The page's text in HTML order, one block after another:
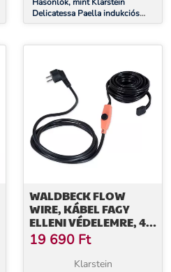
Hasonlók, mint Klarstein
Delicatessa Paella indukciós
főzőlap, Paella zóna, Power
WALDBECK FLOW
WIRE, KÁBEL FAGY
ELLENI VÉDELEMRE, 4
M, TERMOSZTÁTTAL,
IP68
19 690 Ft
Klarstein